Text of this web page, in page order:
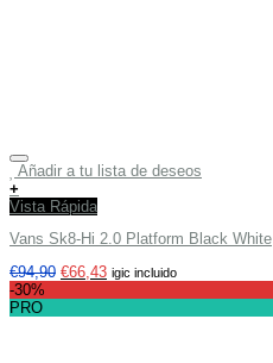
Añadir a tu lista de deseos
+
Vista Rápida
Vans Sk8-Hi 2.0 Platform Black White
€94,90 €66,43 igic incluido
-30%
PRO